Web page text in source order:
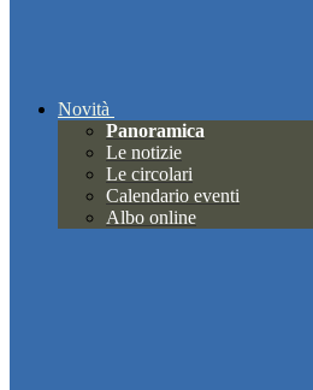
Novità
Panoramica
Le notizie
Le circolari
Calendario eventi
Albo online